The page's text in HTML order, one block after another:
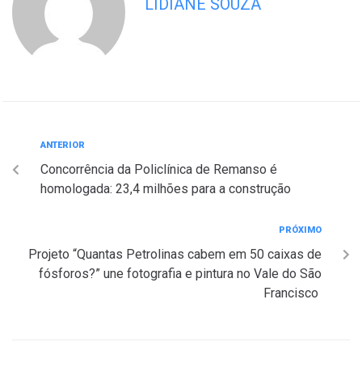
LIDIANE SOUZA
ANTERIOR
Concorrência da Policlínica de Remanso é
homologada: 23,4 milhões para a construção
PRÓXIMO
Projeto “Quantas Petrolinas cabem em 50 caixas de
fósforos?” une fotografia e pintura no Vale do São
Francisco